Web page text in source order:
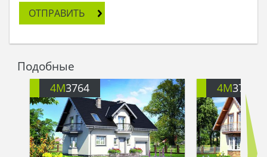
направила свои стопы на поиски
архитектурного бюро. И вот сейчас я –
я не променяю ни на какие поезда!
Гость громко отхлебнул чай. Да, он бы тоже
променял путешествия на такой уют!
- Вы – настоящая умница, а ваш дом –
неслыханная прелесть, - улыбался он радушной
хозяйке.
Анна кивнула гостю и наполнила его чашку еще
одной порцией чая по старинному
бабушкиному рецепту…
ОТПРАВИТЬ
Подобные
4M3764 4M3764Z